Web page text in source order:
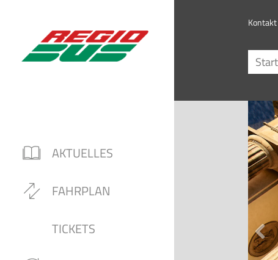
AKTUELLES
FAHRPLAN
TICKETS
Kontakt